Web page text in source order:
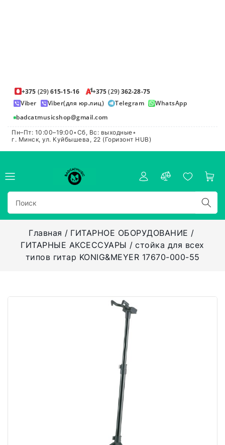
+375 (29)615-15-16 +375(29)362-28-75
Viber
Viber(для юр.лиц) Telegram
WhatsApp
badcatmusicshop@gmail.com
Пн–Пт: 10:00–19:00•Сб, Вс: выходные•
г. Минск, ул. Куйбышева, 22 (Горизонт HUB)
Главная
ГИТАРНОЕ ОБОРУДОВАНИЕ
ГИТАРНЫЕ АКСЕССУАРЫ
стойка для всех
типов гитар KONIG&MEYER 17670-000-55